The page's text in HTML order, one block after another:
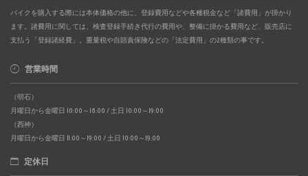
バイクを購入する際には本体価格の他に、登録費用などや各種税金など「諸費用」が掛かり
ます。諸費用に関しては、検査登録手続き代行の費用や、整備に掛かる費用など、販売店に
支払う「登録諸経費」。重量税や自賠責保険などの「法定費用」の2種類の事です。
営業時間
（明石）
月曜日から金曜日 10:00～18:00 / 土日 10:00～19:00
（西神）
月曜日から金曜日 11:00～19:00 / 土日 10:00～19:00
定休日